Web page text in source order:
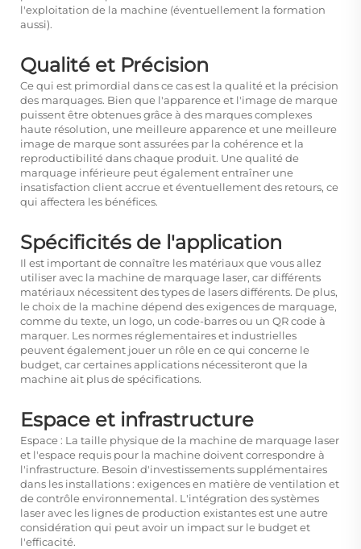
l'exploitation de la machine (éventuellement la formation
aussi).
Qualité et Précision
Ce qui est primordial dans ce cas est la qualité et la précision
des marquages. Bien que l'apparence et l'image de marque
puissent être obtenues grâce à des marques complexes
haute résolution, une meilleure apparence et une meilleure
image de marque sont assurées par la cohérence et la
reproductibilité dans chaque produit. Une qualité de
marquage inférieure peut également entraîner une
insatisfaction client accrue et éventuellement des retours, ce
qui affectera les bénéfices.
Spécificités de l'application
Il est important de connaître les matériaux que vous allez
utiliser avec la machine de marquage laser, car différents
matériaux nécessitent des types de lasers différents. De plus,
le choix de la machine dépend des exigences de marquage,
comme du texte, un logo, un code-barres ou un QR code à
marquer. Les normes réglementaires et industrielles
peuvent également jouer un rôle en ce qui concerne le
budget, car certaines applications nécessiteront que la
machine ait plus de spécifications.
Espace et infrastructure
Espace : La taille physique de la machine de marquage laser
et l'espace requis pour la machine doivent correspondre à
l'infrastructure. Besoin d'investissements supplémentaires
dans les installations : exigences en matière de ventilation et
de contrôle environnemental. L'intégration des systèmes
laser avec les lignes de production existantes est une autre
considération qui peut avoir un impact sur le budget et
l'efficacité.